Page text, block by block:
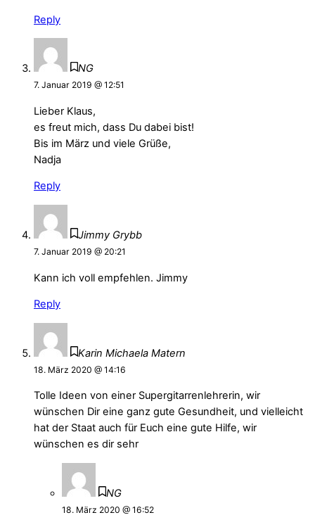
Reply
NG
7. Januar 2019 @ 12:51
Lieber Klaus,
es freut mich, dass Du dabei bist!
Bis im März und viele Grüße,
Nadja
Reply
Jimmy Grybb
7. Januar 2019 @ 20:21
Kann ich voll empfehlen. Jimmy
Reply
Karin Michaela Matern
18. März 2020 @ 14:16
Tolle Ideen von einer Supergitarrenlehrerin, wir
wünschen Dir eine ganz gute Gesundheit, und vielleicht
hat der Staat auch für Euch eine gute Hilfe, wir
wünschen es dir sehr
NG
18. März 2020 @ 16:52